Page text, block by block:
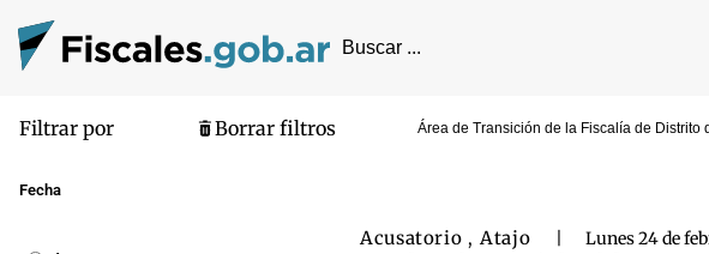
Filtrar por Borrar filtros Área de Transición de la Fiscalía de Distrito
Fecha
Filtrar
Acusatorio , Atajo Lunes 24 de